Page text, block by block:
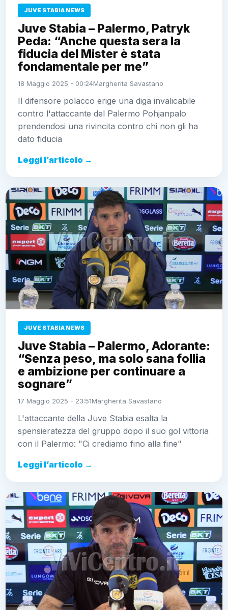
JUVE STABIA NEWS
Juve Stabia – Palermo, Patryk
Peda: “Anche questa sera la
fiducia del Mister è stata
fondamentale per me”
18 Maggio 2025 - 00:24Margherita Savastano
Il difensore polacco erige una diga invalicabile
contro l'attaccante del Palermo Pohjanpalo
prendendosi una rivincita contro chi non gli ha
dato fiducia
Leggi l’articolo →
JUVE STABIA NEWS
Juve Stabia – Palermo, Adorante:
“Senza peso, ma solo sana follia
e ambizione per continuare a
sognare”
17 Maggio 2025 - 23:51Margherita Savastano
L'attaccante della Juve Stabia esalta la
spensieratezza del gruppo dopo il suo gol vittoria
con il Palermo: "Ci crediamo fino alla fine"
Leggi l’articolo →